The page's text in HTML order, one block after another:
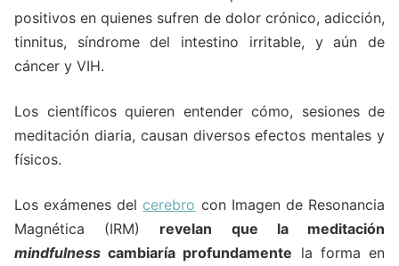
positivos en quienes sufren de dolor crónico, adicción,
tinnitus, síndrome del intestino irritable, y aún de
cáncer y VIH.
Los científicos quieren entender cómo, sesiones de
meditación diaria, causan diversos efectos mentales y
físicos.
Los exámenes del cerebro con Imagen de Resonancia
Magnética (IRM) revelan que la meditación
mindfulness cambiaría profundamente la forma en